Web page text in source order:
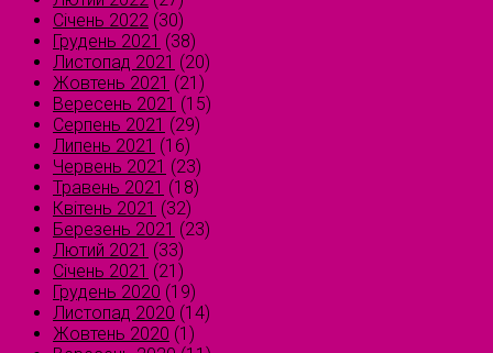
Січень 2022 (30)
Грудень 2021 (38)
Листопад 2021 (20)
Жовтень 2021 (21)
Вересень 2021 (15)
Серпень 2021 (29)
Липень 2021 (16)
Червень 2021 (23)
Травень 2021 (18)
Квітень 2021 (32)
Березень 2021 (23)
Лютий 2021 (33)
Січень 2021 (21)
Грудень 2020 (19)
Листопад 2020 (14)
Жовтень 2020 (1)